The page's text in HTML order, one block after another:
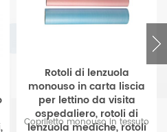
Rotoli di lenzuola
monouso in carta liscia
per lettino da visita
ospedaliero, rotoli di
lenzuola mediche, rotoli
Copriletto monouso in tessuto